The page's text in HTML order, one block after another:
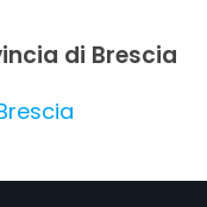
di Brescia